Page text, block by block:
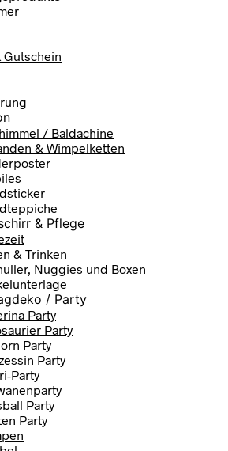
Gutschein
/ Baldachine
& Wimpelketten
& Pflege
& Trinken
Nuggies und Boxen
/ Party
Party
Party
Party
Party
Party
Party
Party